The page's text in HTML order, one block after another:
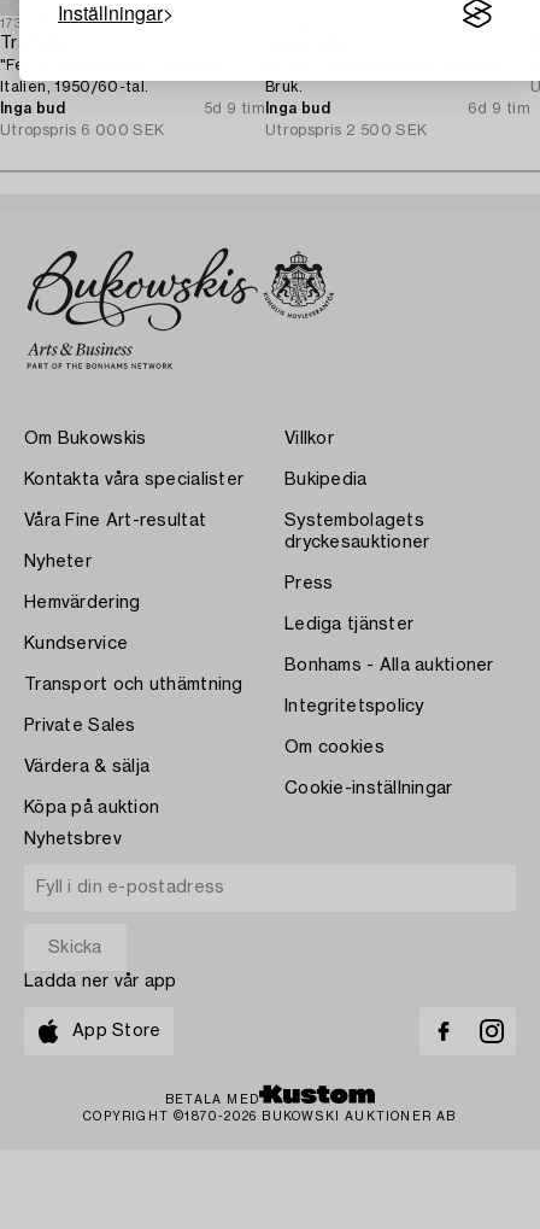
Inställningar
1731456
Trampbil,
"Ferrari Indianapolis", Giordani,
Italien, 1950/60-tal.
Inga bud
5d 9 tim
Utropspris 6 000 SEK
Bruk.
Inga bud
6d 9 tim
Utropspris 2 500 SEK
Om Bukowskis
Kontakta våra specialister
Våra Fine Art-resultat
Nyheter
Hemvärdering
Kundservice
Transport och uthämtning
Private Sales
Värdera & sälja
Köpa på auktion
Villkor
Bukipedia
Systembolagets
dryckesauktioner
Press
Lediga tjänster
Bonhams - Alla auktioner
Integritetspolicy
Om cookies
Cookie-inställningar
Nyhetsbrev
Ladda ner vår app
App Store
BETALA MED
COPYRIGHT ©1870-2026 BUKOWSKI AUKTIONER AB